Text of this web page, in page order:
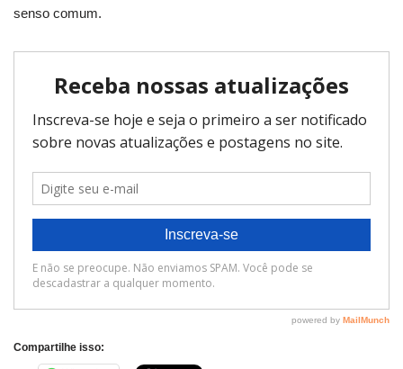
senso comum.
Compartilhe isso: